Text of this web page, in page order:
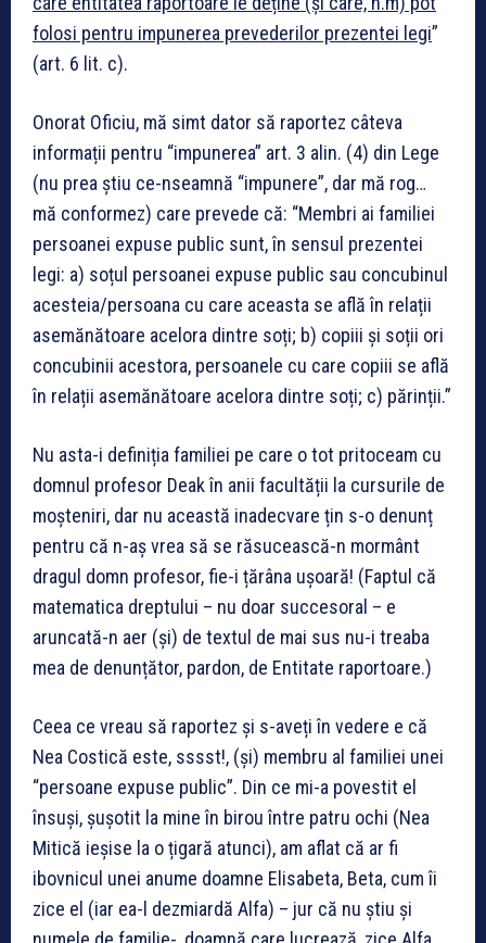
folosi pentru impunerea prevederilor prezentei legi”
(art. 6 lit. c).
Onorat Oficiu, mă simt dator să raportez câteva
informații pentru “impunerea” art. 3 alin. (4) din Lege
(nu prea știu ce-nseamnă “impunere”, dar mă rog…
mă conformez) care prevede că: “Membri ai familiei
persoanei expuse public sunt, în sensul prezentei
legi: a) soțul persoanei expuse public sau concubinul
acesteia/persoana cu care aceasta se află în relații
asemănătoare acelora dintre soți; b) copiii și soții ori
concubinii acestora, persoanele cu care copiii se află
în relații asemănătoare acelora dintre soți; c) părinții.”
Nu asta-i definiția familiei pe care o tot pritoceam cu
domnul profesor Deak în anii facultății la cursurile de
moșteniri, dar nu această inadecvare țin s-o denunț
pentru că n-aș vrea să se răsucească-n mormânt
dragul domn profesor, fie-i țărâna ușoară! (Faptul că
matematica dreptului – nu doar succesoral – e
aruncată-n aer (și) de textul de mai sus nu-i treaba
mea de denunțător, pardon, de Entitate raportoare.)
Ceea ce vreau să raportez și s-aveți în vedere e că
Nea Costică este, sssst!, (și) membru al familiei unei
“persoane expuse public”. Din ce mi-a povestit el
însuși, șușotit la mine în birou între patru ochi (Nea
Mitică ieșise la o țigară atunci), am aflat că ar fi
ibovnicul unei anume doamne Elisabeta, Beta, cum îi
zice el (iar ea-l dezmiardă Alfa) – jur că nu știu și